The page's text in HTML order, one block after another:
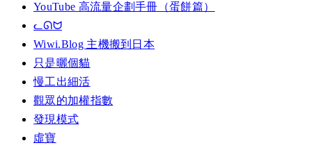
YouTube 高流量企劃手冊（蛋餅篇）
ᓚᘏᗢ
Wiwi.Blog 主機搬到日本
只是曬個貓
慢工出細活
觀眾的加權指數
發現模式
虛寶